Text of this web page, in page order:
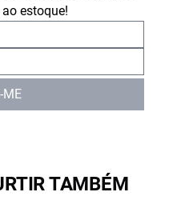
estoque!
ME
TAMBÉM